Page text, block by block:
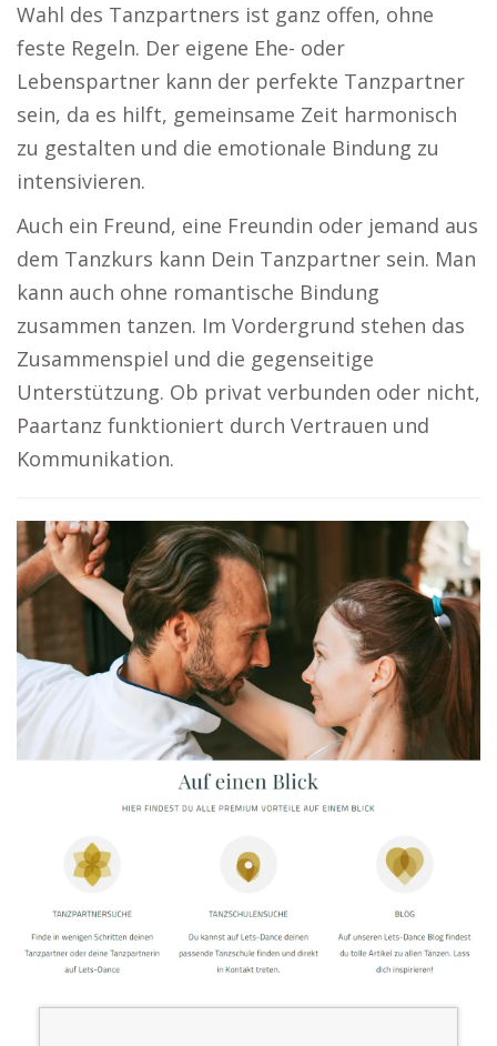
Wahl des Tanzpartners ist ganz offen, ohne
feste Regeln. Der eigene Ehe- oder
Lebenspartner kann der perfekte Tanzpartner
sein, da es hilft, gemeinsame Zeit harmonisch
zu gestalten und die emotionale Bindung zu
intensivieren.
Auch ein Freund, eine Freundin oder jemand aus
dem Tanzkurs kann Dein Tanzpartner sein. Man
kann auch ohne romantische Bindung
zusammen tanzen. Im Vordergrund stehen das
Zusammenspiel und die gegenseitige
Unterstützung. Ob privat verbunden oder nicht,
Paartanz funktioniert durch Vertrauen und
Kommunikation.